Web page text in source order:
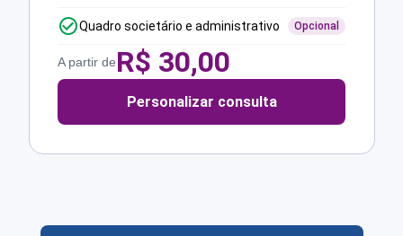
Quadro societário e administrativo Opcional
A partir deR$ 30,00
Personalizar consulta